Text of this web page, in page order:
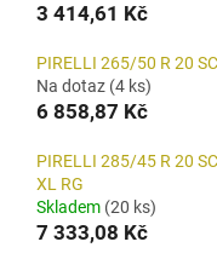
3 414,61 Kč
PIRELLI 265/50 R 20
Na dotaz (4 ks)
6 858,87 Kč
PIRELLI 285/45 R 20
XL RG
Skladem (20 ks)
7 333,08 Kč